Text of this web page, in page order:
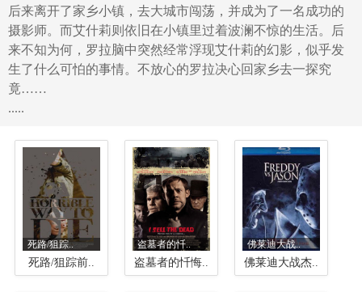
后来离开了家乡小镇，去大城市闯荡，并成为了一名成功的
摄影师。而艾什莉则依旧在小镇里过着波澜不惊的生活。后
来不知为何，罗拉脑中突然经常浮现艾什莉的幻影，似乎发
生了什么可怕的事情。不放心的罗拉决心回家乡去一探究
竟……
.....
死路/狙踪..
死路/狙踪前..
盗墓者的忏..
盗墓者的忏悔..
佛莱迪大战..
佛莱迪大战杰..